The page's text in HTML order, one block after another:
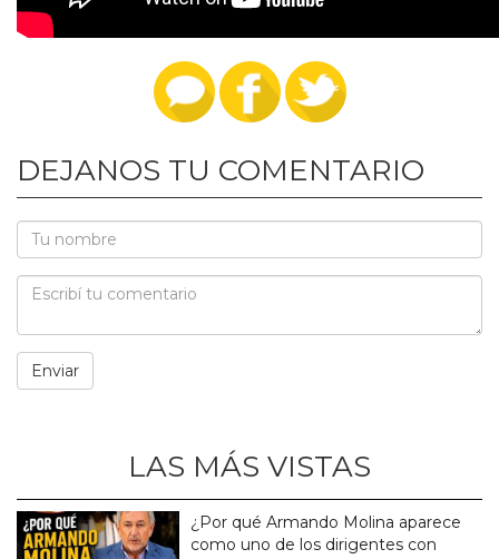
DEJANOS TU COMENTARIO
LAS MÁS VISTAS
¿Por qué Armando Molina aparece
como uno de los dirigentes con